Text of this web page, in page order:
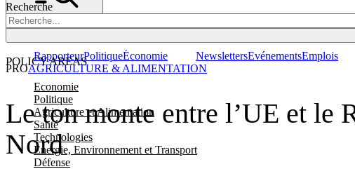
Recherche
POLICY AREAS
Economie
Politique
Agriculture et Alimentation
Santé
Technologies
Energie, Environnement et Transport
Défense
RapporteurPolitiqueÉconomie NewslettersEvénementsEmplois
Le ton monte entre l’UE et le
Nord
PROAGRICULTURE & ALIMENTATION